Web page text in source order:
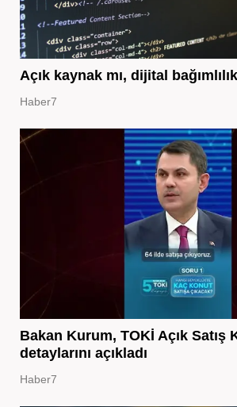
Açık kaynak mı, dijital
Haber7
Bakan Kurum, TOKİ Açık Satış
detaylarını açıkladı
Haber7